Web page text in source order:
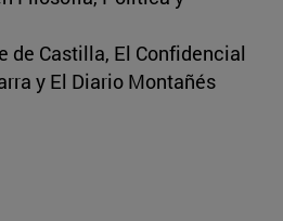
de Castilla, El Confidencial
y El Diario Montañés